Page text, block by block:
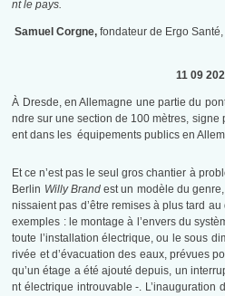
nt le pays.
Samuel Corgne, fondateur de Ergo
11 09
À Dresde, en Allemagne une partie du
ndre sur une section de 100 mètres, signe
ent dans les équipements publics en
Et ce n’est pas le seul gros chantier à
Berlin Willy Brandest un modèle du
nissaient pas d’être remises à plus tard
exemples : le montage à l’envers du
toute l’installation électrique, ou le sous
rivée et d’évacuation des eaux, prévues
qu’un étage a été ajouté depuis, un
nt électrique introuvable -. L’inauguration